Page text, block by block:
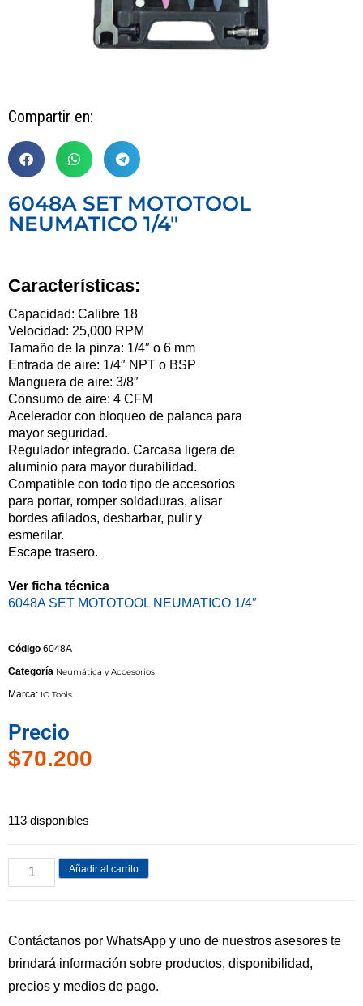
Compartir en:
6048A SET MOTOTOOL
NEUMATICO 1/4″
Características:
Capacidad: Calibre 18
Velocidad: 25,000 RPM
Tamaño de la pinza: 1/4″ o 6 mm
Entrada de aire: 1/4″ NPT o BSP
Manguera de aire: 3/8″
Consumo de aire: 4 CFM
Acelerador con bloqueo de palanca para
mayor seguridad.
Regulador integrado. Carcasa ligera de
aluminio para mayor durabilidad.
Compatible con todo tipo de accesorios
para portar, romper soldaduras, alisar
bordes afilados, desbarbar, pulir y
esmerilar.
Escape trasero.
Ver ficha técnica
6048A SET MOTOTOOL NEUMATICO 1/4″
Código 6048A
Categoría Neumática y Accesorios
Marca: IO Tools
Precio
$70.200
113 disponibles
Añadir al carrito
Contáctanos por WhatsApp y uno de nuestros asesores te
brindará información sobre productos, disponibilidad,
precios y medios de pago.